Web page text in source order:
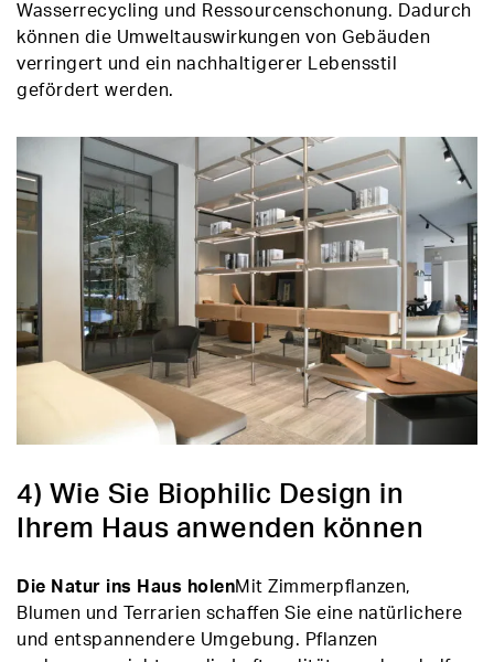
Wasserrecycling und Ressourcenschonung. Dadurch
können die Umweltauswirkungen von Gebäuden
verringert und ein nachhaltigerer Lebensstil
gefördert werden.
4) Wie Sie Biophilic Design in
Ihrem Haus anwenden können
Die Natur ins Haus holenMit Zimmerpflanzen,
Blumen und Terrarien schaffen Sie eine natürlichere
und entspannendere Umgebung. Pflanzen